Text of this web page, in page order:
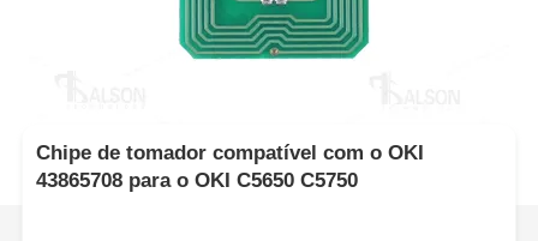
Chipe de tomador compatível com o OKI
43865708 para o OKI C5650 C5750